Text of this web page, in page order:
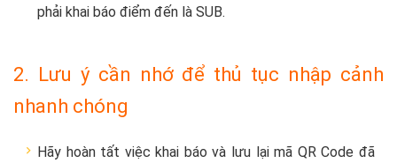
phải khai báo điểm đến là SUB.
2. Lưu ý cần nhớ để thủ tục nhập cảnh
nhanh chóng
Hãy hoàn tất việc khai báo và lưu lại mã QR Code đã